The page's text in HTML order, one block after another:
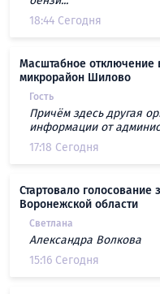
18:44 Сегодня
Масштабное отключение
микрорайон Шилово
Гость
Причём здесь другая
информации от
17:18 Сегодня
Стартовало
Воронежской области
Светлана
Александра Волкова
15:16 Сегодня